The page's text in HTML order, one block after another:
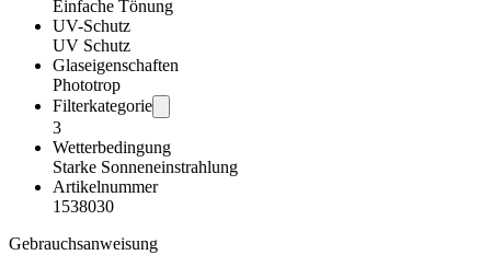
Einfache Tönung
UV-Schutz
UV Schutz
Glaseigenschaften
Phototrop
Filterkategorie
3
Wetterbedingung
Starke Sonneneinstrahlung
Artikelnummer
1538030
Gebrauchsanweisung